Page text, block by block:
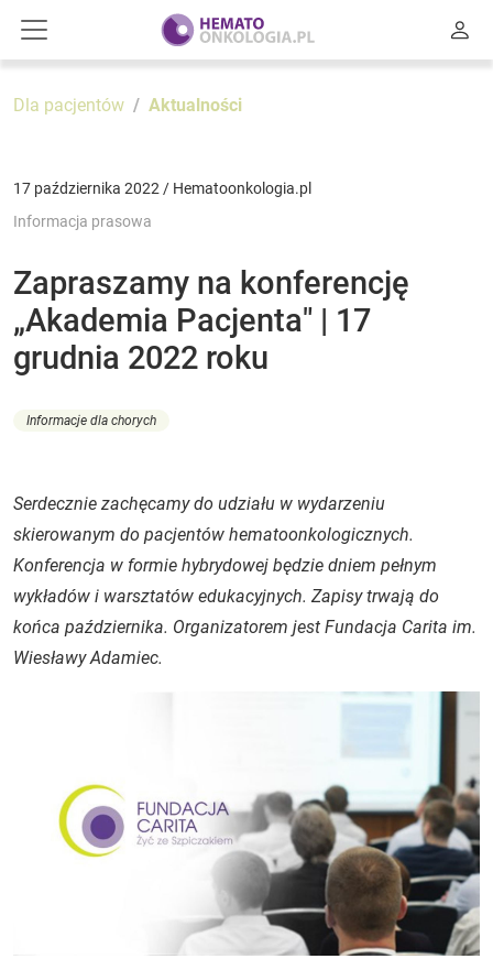
Dla pacjentów Aktualności
17 października 2022 / Hematoonkologia.pl
Informacja prasowa
Zapraszamy na konferencję
„Akademia Pacjenta" | 17
grudnia 2022 roku
Informacje dla chorych
Serdecznie zachęcamy do udziału w wydarzeniu
skierowanym do pacjentów hematoonkologicznych.
Konferencja w formie hybrydowej będzie dniem pełnym
wykładów i warsztatów edukacyjnych. Zapisy trwają do
końca października. Organizatorem jest Fundacja Carita im.
Wiesławy Adamiec.